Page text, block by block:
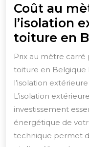
Coût au
l’isolation
toiture en
Prix au mètre carré
toiture en Belgique
l’isolation
L’isolation
investissement
énergétique de
technique permet